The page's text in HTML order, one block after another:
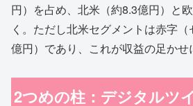
円）を占め、北米（約8.3億円）と
く。ただし北米セグメントは赤字
億円）であり、これが収益の足かせ
2つめの柱：デジタルツ